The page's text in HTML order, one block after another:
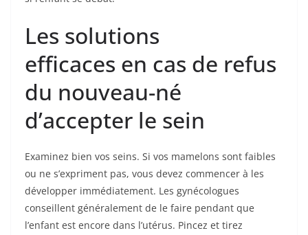
Les solutions
efficaces en cas de refus
du nouveau-né
d’accepter le sein
Examinez bien vos seins. Si vos mamelons sont faibles
ou ne s’expriment pas, vous devez commencer à les
développer immédiatement. Les gynécologues
conseillent généralement de le faire pendant que
l’enfant est encore dans l’utérus. Pincez et tirez